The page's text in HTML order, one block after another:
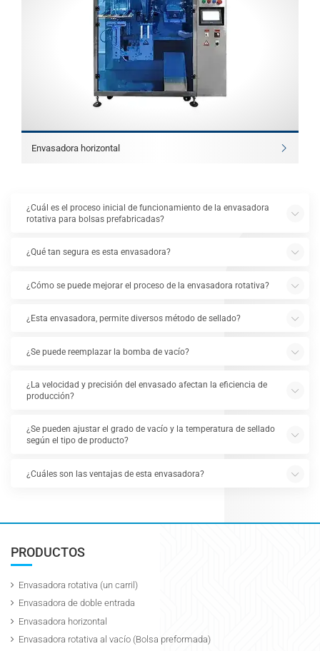
Envasadora horizontal
¿Cuál es el proceso inicial de funcionamiento de la envasadora
rotativa para bolsas prefabricadas?
¿Qué tan segura es esta envasadora?
¿Cómo se puede mejorar el proceso de la envasadora rotativa?
¿Esta envasadora, permite diversos método de sellado?
¿Se puede reemplazar la bomba de vacío?
¿La velocidad y precisión del envasado afectan la eficiencia de
producción?
¿Se pueden ajustar el grado de vacío y la temperatura de sellado
según el tipo de producto?
¿Cuáles son las ventajas de esta envasadora?
PRODUCTOS
Envasadora rotativa (un carril)
Envasadora de doble entrada
Envasadora horizontal
Envasadora rotativa al vacío (Bolsa preformada)